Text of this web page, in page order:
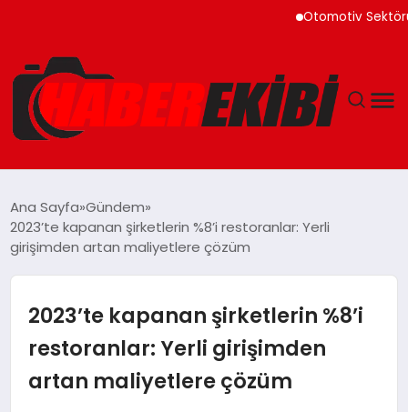
Otomotiv Sektörü
GÜNCEL
MAGAZIN
Ana Sayfa Gündem
2023’te kapanan şirketlerin %8’i restoranlar: Yerli
girişimden artan maliyetlere çözüm
2023’te kapanan şirketlerin %8’i
restoranlar: Yerli girişimden
artan maliyetlere çözüm